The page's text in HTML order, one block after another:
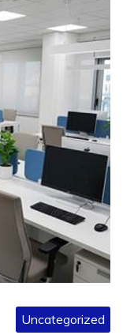
Uncategorized